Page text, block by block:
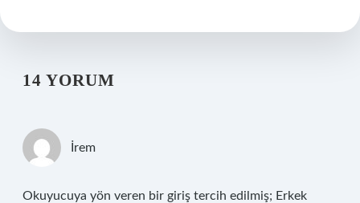
14 YORUM
İrem
Okuyucuya yön veren bir giriş tercih edilmiş; Erkek